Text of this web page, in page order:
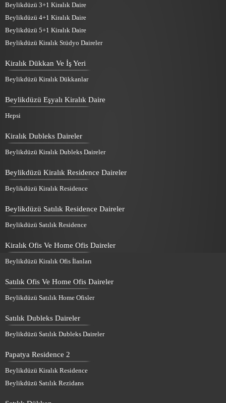
Beylikdüzü 3+1 Kiralık Daire
Beylikdüzü 4+1 Kiralık Daire
Beylikdüzü 5+1 Kiralık Daire
Beylikdüzü Kiralık Stüdyo Daireler
Kiralık Dükkan Ve İş Yeri
Beylikdüzü Kiralık Dükkanlar
Beylikdüzü Eşyalı Kiralık Daire
Hepsi
Kiralık Dubleks Daireler
Beylikdüzü Kiralık Dubleks Daireler
Beylikdüzü Kiralık Residence Daireler
Beylikdüzü Kiralık Residence
Beylikdüzü Satılık Residence Daireler
Beylikdüzü Satılık Residence
Kiralık Ofis Ve Home Ofis Daireler
Beylikdüzü Kiralık Ofis İlanları
Satılık Ofis Ve Home Ofis Daireler
Beylikdüzü Satılık Home Ofisler
Satılık Dubleks Daireler
Beylikdüzü Satılık Dubleks Daireler
Papatya Residence 2
Beylikdüzü Kiralık Residence
Beylikdüzü Satılık Rezidans